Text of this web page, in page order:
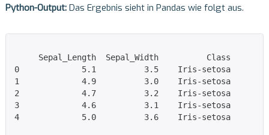
Python-Output: Das Ergebnis sieht in Pandas wie folgt aus.
     Sepal_Length  Sepal_Width          Class
0             5.1          3.5    Iris-setosa
1             4.9          3.0    Iris-setosa
2             4.7          3.2    Iris-setosa
3             4.6          3.1    Iris-setosa
4             5.0          3.6    Iris-setosa